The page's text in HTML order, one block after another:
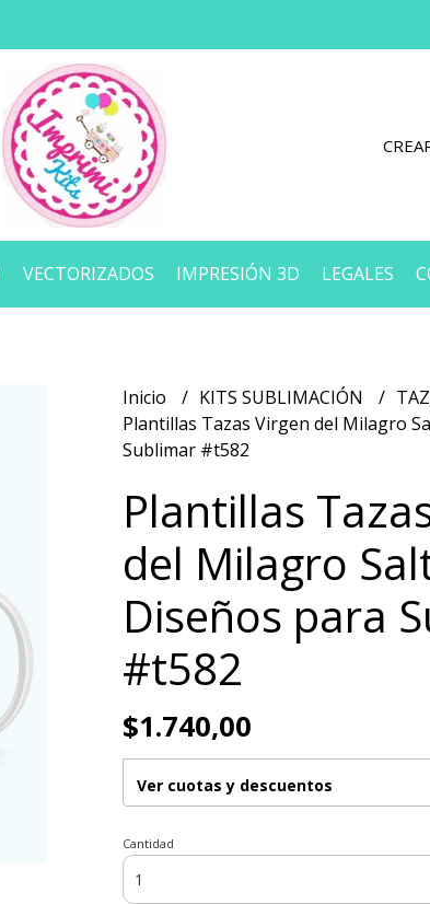
VECTORIZADOS IMPRESIÓN 3D LEGALES
Inicio KITS SUBLIMACIÓN
Plantillas Tazas Virgen del Milagro
Sublimar #t582
Plantillas
del Milagro
Diseños para
#t582
$1.740,00
Ver cuotas y descuentos
Cantidad